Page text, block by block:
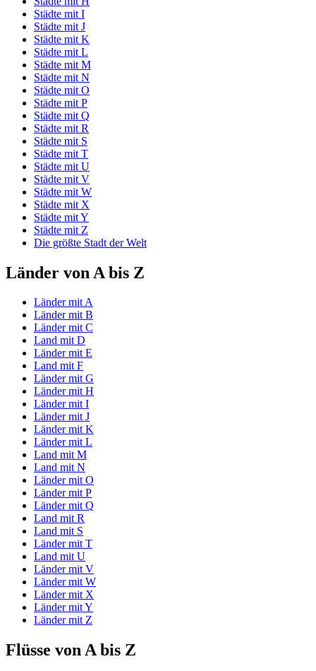
Städte mit I
Städte mit J
Städte mit K
Städte mit L
Städte mit M
Städte mit N
Städte mit O
Städte mit P
Städte mit Q
Städte mit R
Städte mit S
Städte mit T
Städte mit U
Städte mit V
Städte mit W
Städte mit X
Städte mit Y
Städte mit Z
Die größte Stadt der Welt
Länder von A bis Z
Länder mit A
Länder mit B
Länder mit C
Land mit D
Länder mit E
Land mit F
Länder mit G
Länder mit H
Länder mit I
Länder mit J
Länder mit K
Länder mit L
Land mit M
Land mit N
Länder mit O
Länder mit P
Länder mit Q
Land mit R
Land mit S
Länder mit T
Land mit U
Länder mit V
Länder mit W
Länder mit X
Länder mit Y
Länder mit Z
Flüsse von A bis Z